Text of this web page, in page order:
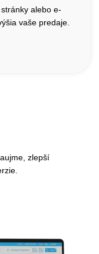
alebo e-
vaše predaje.
zlepší